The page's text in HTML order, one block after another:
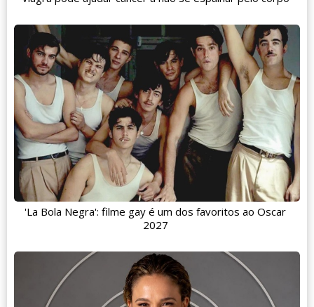
'La Bola Negra': filme gay é um dos favoritos ao Oscar
2027